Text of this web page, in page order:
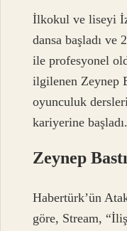
İlkokul ve liseyi
dansa başladı ve
ile profesyonel
ilgilenen Zeynep
oyunculuk
kariyerine başladı.
Zeynep
Habertürk’ün
göre, Stream,